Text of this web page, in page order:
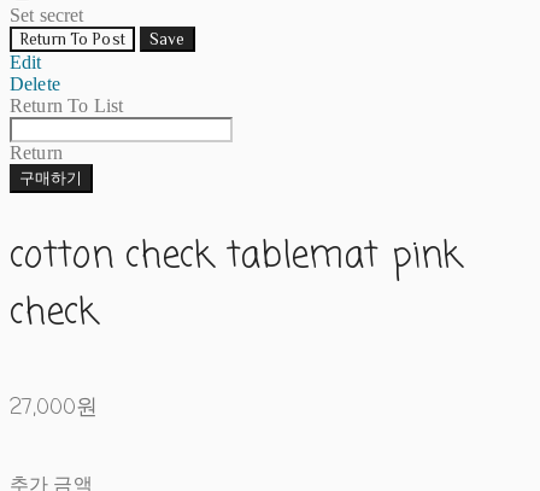
Set secret
Return To Post Save
Edit
Delete
Return To List
Return
구매하기
cotton check tablemat pink
check
27,000원
추가 금액